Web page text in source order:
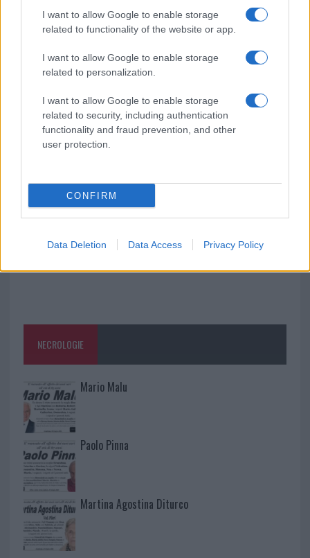
I want to allow Google to enable storage
related to functionality of the website or app.
I want to allow Google to enable storage
related to personalization.
I want to allow Google to enable storage
related to security, including authentication
functionality and fraud prevention, and other
user protection.
CONFIRM
Data Deletion Data Access Privacy Policy
Ristorante distrutto dalle fiamme a La
Le previsioni meteo per il weekend a Olbia e in
Gallura
Michelle Hunziker in Gallura, bella anche dal
NECROLOGIE
Mario Malu
Paolo Pinna
Martina Agostina Diturco